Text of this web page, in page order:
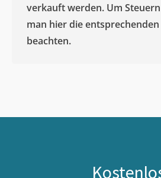
verkauft werden. Um
man hier die
beachten.